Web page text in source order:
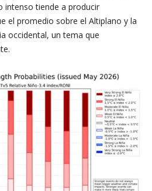
intenso tiende a producir
el promedio sobre el Altiplano y la
occidental, un tema que